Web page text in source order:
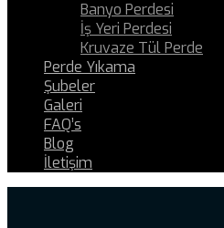
Banyo Perdesi
İş Yeri Perdesi
Kruvaze Tül Perde
Perde Yıkama
Şubeler
Galeri
FAQ’s
Blog
İletişim